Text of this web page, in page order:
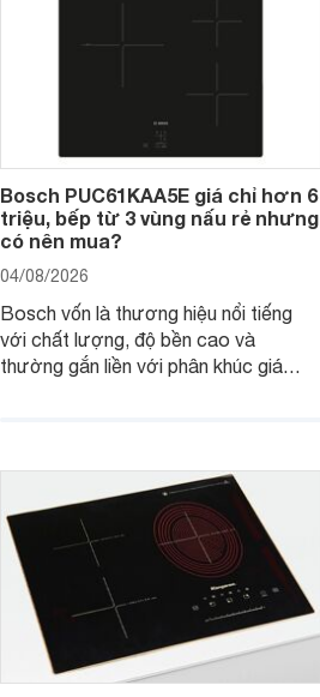
Bosch PUC61KAA5E giá chỉ hơn 6
triệu, bếp từ 3 vùng nấu rẻ nhưng
có nên mua?
04/08/2026
Bosch vốn là thương hiệu nổi tiếng
với chất lượng, độ bền cao và
thường gắn liền với phân khúc giá
đơn vị phân phối với mức giá khá dễ
tiếp cận, thu hút sự quan tâm của
nhiều người tiêu dùng.